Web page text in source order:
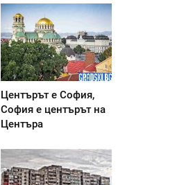
Центърът е София,
София е центърът на
Центъра